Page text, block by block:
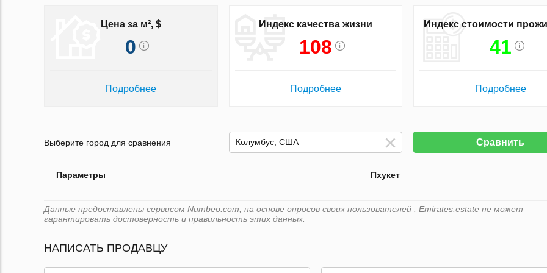
Цена за м², $
0
Подробнее
Индекс качества жизни
108
Подробнее
Индекс стоимости
41
Подробнее
Выберите город для сравнения Сравнить
Параметры Пхукет
Данные предоставлены сервисом Numbeo.com, на основе опросов своих пользователей . Emirates.estate не может
гарантировать достоверность и правильность этих данных.
НАПИСАТЬ ПРОДАВЦУ